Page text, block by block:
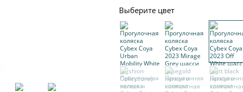
Выберите цвет